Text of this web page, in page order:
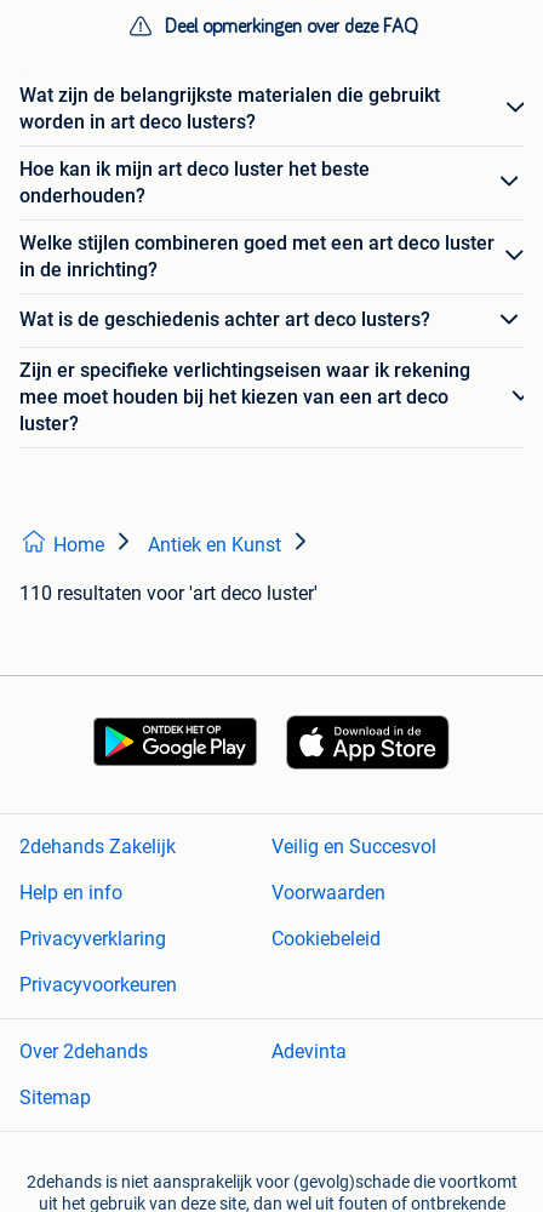
Deel opmerkingen over deze FAQ
Wat zijn de belangrijkste materialen die gebruikt
worden in art deco lusters?
Hoe kan ik mijn art deco luster het beste
onderhouden?
Welke stijlen combineren goed met een art deco luster
in de inrichting?
Wat is de geschiedenis achter art deco lusters?
Zijn er specifieke verlichtingseisen waar ik rekening
mee moet houden bij het kiezen van een art deco
luster?
Home Antiek en Kunst
110 resultaten voor 'art deco luster'
2dehands Zakelijk
Veilig en Succesvol
Help en info
Voorwaarden
Privacyverklaring
Cookiebeleid
Privacyvoorkeuren
Over 2dehands
Adevinta
Sitemap
2dehands is niet aansprakelijk voor (gevolg)schade die voortkomt
uit het gebruik van deze site, dan wel uit fouten of ontbrekende